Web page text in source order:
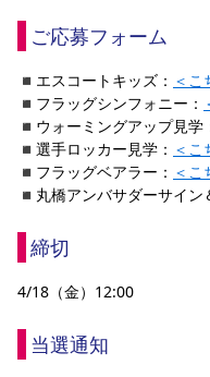
ご応募フォーム
◾️エスコートキッズ： ＜こ
◾️フラッグシンフォニー：
◾️ウォーミングアップ見学
◾️選手ロッカー見学： ＜こ
◾️フラッグベアラー： ＜こ
◾️丸橋アンバサダーサイン
締切
4/18（金）12:00
当選通知